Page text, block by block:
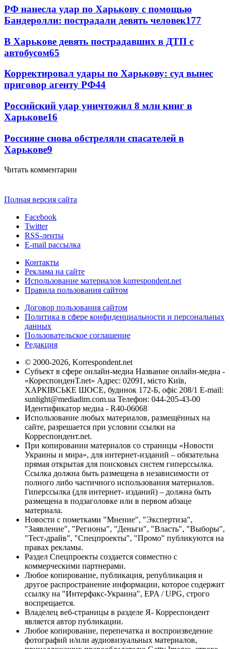
РФ нанесла удар по Харькову с помощью
Бандеролли: пострадали девять человек177
В Харькове девять пострадавших в ДТП с
автобусом65
Корректировал удары по Харькову: суд вынес
приговор агенту РФ44
Российский удар уничтожил 8 млн книг в
Харькове16
Россияне снова обстреляли спасателей в
Харькове9
Читать комментарии
Полная версия сайта
Facebook
Twitter
RSS-ленты
E-mail рассылка
Контакты
Реклама на сайте
Использование материалов korrespondent.net
Правила пользования сайтом
Договор пользования сайтом
Политика в сфере конфиденциальности и персональных
данных
Пользовательское соглашение
Редакция
© 2000-2026, Korrespondent.net
Субъект в сфере онлайн-медиа Название онлайн-медиа -
«КореспонденТ.net» Адрес: 02091, місто Київ,
ХАРКІВСЬКЕ ШОСЕ, будинок 172-Б, офіс 208/1 E-mail:
sunlight@mediadim.com.ua Телефон: 044-205-43-00
Идентификатор медиа - R40-06068
Использование любых материалов, размещённых на
сайте, разрешается при условии ссылки на
Корреспондент.net.
При копировании материалов со страницы «Новости
Украины и мира», для интернет-изданий – обязательна
прямая открытая для поисковых систем гиперссылка.
Ссылка должна быть размещена в независимости от
полного либо частичного использования материалов.
Гиперссылка (для интернет- изданий) – должна быть
размещена в подзаголовке или в первом абзаце
материала.
Новости с пометками "Мнение", "Экспертиза",
"Заявление", "Регионы", "Деньги", "Власть", "Выборы",
"Тест-драйв", "Спецпроекты", "Промо" публикуются на
правах рекламы.
Раздел Спецпроекты создается совместно с
коммерческими партнерами.
Любое копирование, публикация, републикация и
другое распространение информации, которое содержит
ссылку на "Интерфакс-Украина", EPA / UPG, строго
воспрещается.
Владелец веб-страницы в разделе Я- Корреспондент
является автор публикации.
Любое копирование, перепечатка и воспроизведение
фотографий и/или аудиовизуальных материалов,